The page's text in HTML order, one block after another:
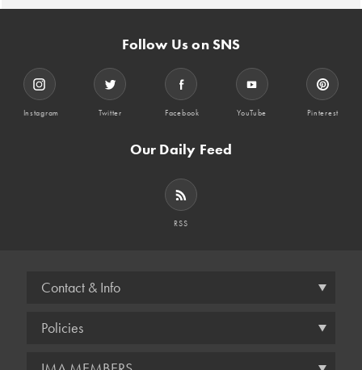
Follow Us on SNS
Instagram Twitter Facebook YouTube Pinterest
Our Daily Feed
RSS
Contact & Info
Policies